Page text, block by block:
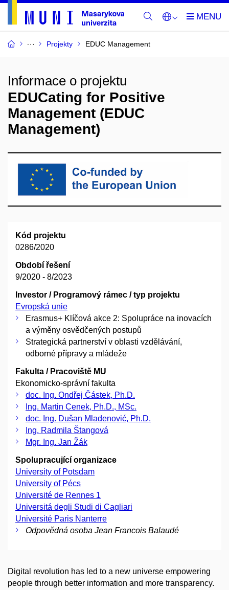
Projekty EDUC Management
Informace o projektu
EDUCating for Positive
Management (EDUC
Management)
Kód projektu
0286/2020
Období řešení
9/2020 - 8/2023
Investor / Programový rámec / typ projektu
Evropská unie
Erasmus+ Klíčová akce 2: Spolupráce na inovacích
a výměny osvědčených postupů
Strategická partnerství v oblasti vzdělávání,
odborné přípravy a mládeže
Fakulta / Pracoviště MU
Ekonomicko-správní fakulta
doc. Ing. Ondřej Částek, Ph.D.
Ing. Martin Cenek, Ph.D., MSc.
doc. Ing. Dušan Mladenović, Ph.D.
Ing. Radmila Štangová
Mgr. Ing. Jan Žák
Spolupracující organizace
University of Potsdam
University of Pécs
Université de Rennes 1
Universitá degli Studi di Cagliari
Université Paris Nanterre
Odpovědná osoba Jean Francois Balaudé
Digital revolution has led to a new universe empowering
people through better information and more transparency.